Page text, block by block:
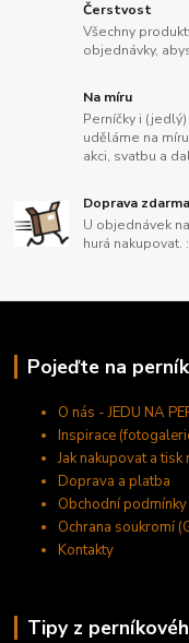
Čerstvost
Všechny
objednávky,
Na míru
Perníčky i
uděláme na
akci, svatbu a
Doprava zdarma
U objednávek
hurá nakupovat.
Pojeďte na
O nás - JEDU NA
Inspirace
Jak nakupovat a tisk
Doprava a platba
Obchodní podmínky
Ochrana soukromí
Kontakty
Tipy z